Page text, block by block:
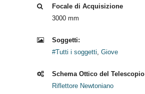
Focale di Acquisizione
3000 mm
Soggetti:
#Tutti i soggetti, Giove
Schema Ottico del Telescopio
Riflettore Newtoniano